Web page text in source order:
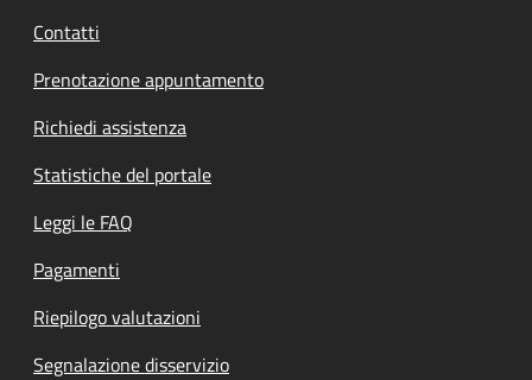
Contatti
Prenotazione appuntamento
Richiedi assistenza
Statistiche del portale
Leggi le FAQ
Pagamenti
Riepilogo valutazioni
Segnalazione disservizio